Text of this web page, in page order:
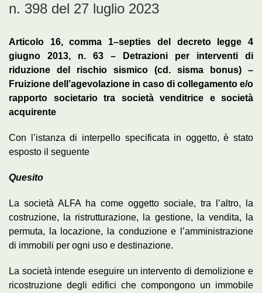
n. 398 del 27 luglio 2023
Articolo 16, comma 1–septies del decreto legge 4
giugno 2013, n. 63 – Detrazioni per interventi di
riduzione del rischio sismico (cd. sisma bonus) –
Fruizione dell’agevolazione in caso di collegamento e/o
rapporto societario tra società venditrice e società
acquirente
Con l’istanza di interpello specificata in oggetto, è stato
esposto il seguente
Quesito
La società ALFA ha come oggetto sociale, tra l’altro, la
costruzione, la ristrutturazione, la gestione, la vendita, la
permuta, la locazione, la conduzione e l’amministrazione
di immobili per ogni uso e destinazione.
La società intende eseguire un intervento di demolizione e
ricostruzione degli edifici che compongono un immobile